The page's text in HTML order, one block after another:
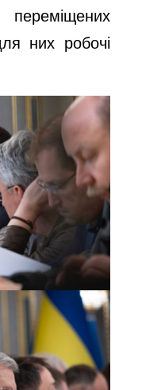
них робочі